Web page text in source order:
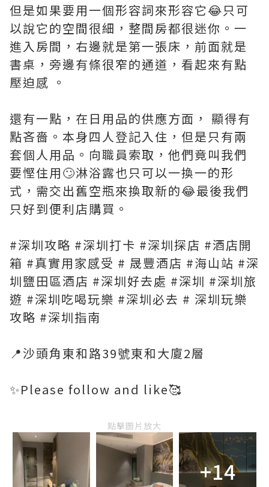
但是如果要用一個形容詞來形容它😂只可
以說它的空間很細，整間房都很迷你。一
進入房間，右邊就是第一張床，前面就是
書桌，旁邊有條很窄的通道，看起來有點
壓迫感 。
還有一點，在日用品的供應方面， 顯得有
點吝嗇。本身四人登記入住，但是只有兩
套個人用品。向職員索取，他們竟叫我們
要慳住用🙄淋浴露也只可以一換一的形
式，需交出舊空瓶來換取新的😂最後我們
只好到便利店購買。
#深圳攻略 #深圳打卡 #深圳探店 #酒店開
箱 #真實用家感受 # 晟豐酒店 #海山站 #深
圳鹽田區酒店 #深圳好去處 #深圳 #深圳旅
遊 #深圳吃喝玩樂 #深圳必去 # 深圳玩樂
攻略 #深圳指南
📍沙頭角東和路39號東和大廈2層
✨Please follow and like🥰
點擊圖片放大
+14